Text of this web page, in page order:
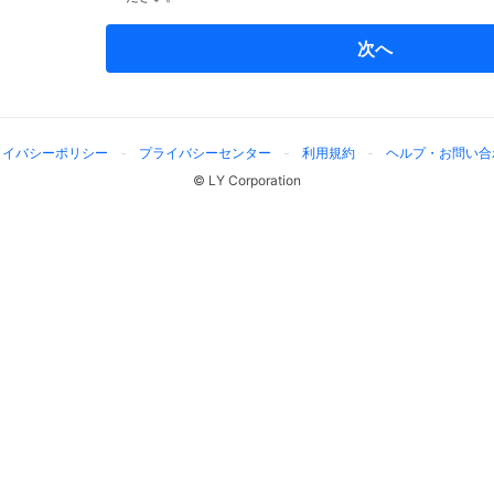
次へ
バシーポリシー プライバシーセンター 利用規約
ヘルプ・お問い
© LY Corporation